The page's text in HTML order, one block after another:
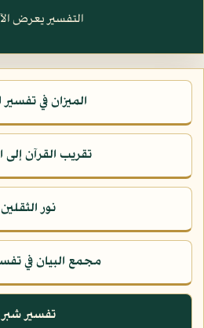
التفسير يعرض
الميزان في تفسير
تقريب القرآن إلى
نور الثقلين
مجمع البيان في
تفسير شبر